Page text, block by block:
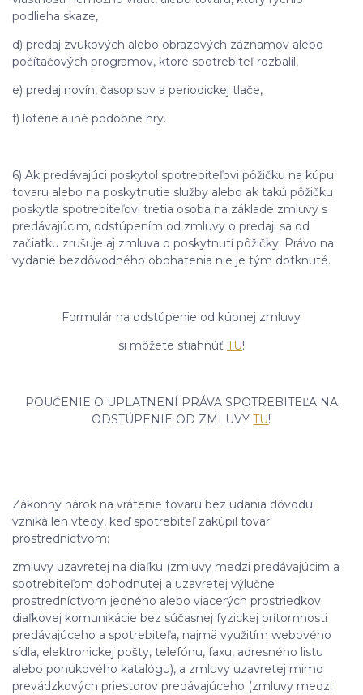
podlieha skaze,
d) predaj zvukových alebo obrazových záznamov alebo
počítačových programov, ktoré spotrebiteľ rozbalil,
e) predaj novín, časopisov a periodickej tlače,
f) lotérie a iné podobné hry.
6) Ak predávajúci poskytol spotrebiteľovi pôžičku na kúpu
tovaru alebo na poskytnutie služby alebo ak takú pôžičku
poskytla spotrebiteľovi tretia osoba na základe zmluvy s
predávajúcim, odstúpením od zmluvy o predaji sa od
začiatku zrušuje aj zmluva o poskytnutí pôžičky. Právo na
vydanie bezdôvodného obohatenia nie je tým dotknuté.
Formulár na odstúpenie od kúpnej zmluvy
si môžete stiahnúť TU!
POUČENIE O UPLATNENÍ PRÁVA SPOTREBITEĽA NA
ODSTÚPENIE OD ZMLUVYTU!
Zákonný nárok na vrátenie tovaru bez udania dôvodu
vzniká len vtedy, keď spotrebiteľ zakúpil tovar
prostredníctvom:
zmluvy uzavretej na diaľku (zmluvy medzi predávajúcim a
spotrebiteľom dohodnutej a uzavretej výlučne
prostredníctvom jedného alebo viacerých prostriedkov
diaľkovej komunikácie bez súčasnej fyzickej prítomnosti
predávajúceho a spotrebiteľa, najmä využitím webového
sídla, elektronickej pošty, telefónu, faxu, adresného listu
alebo ponukového katalógu), a zmluvy uzavretej mimo
prevádzkových priestorov predávajúceho (zmluvy medzi